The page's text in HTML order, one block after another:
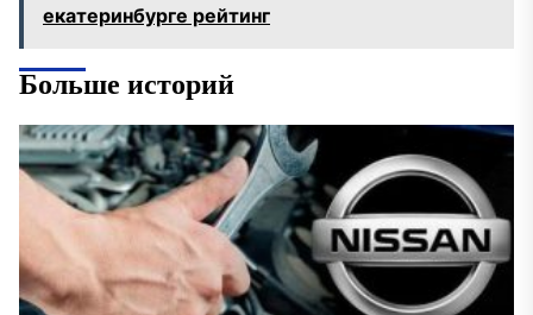
екатеринбурге рейтинг
Больше историй